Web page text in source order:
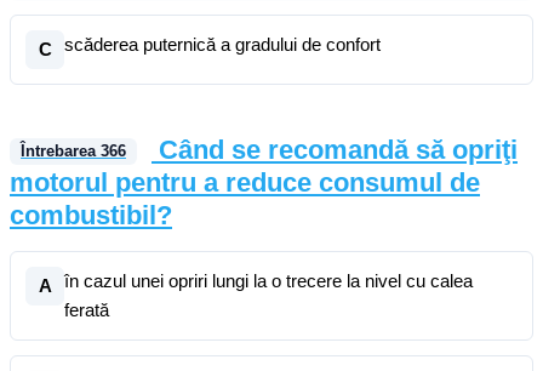
C scăderea puternică a gradului de confort
Întrebarea 366
Când se recomandă să opriţi
motorul pentru a reduce consumul de
combustibil?
A
în cazul unei opriri lungi la o trecere la nivel cu calea
ferată